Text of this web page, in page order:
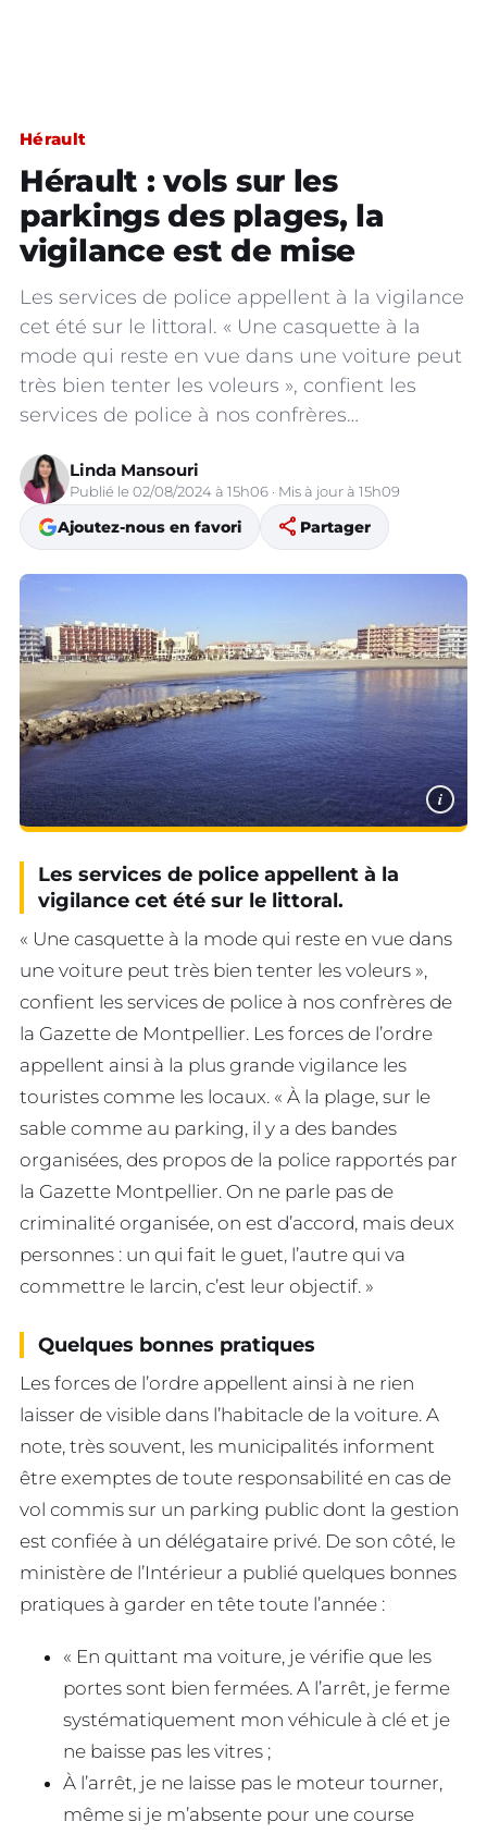
Hérault
Hérault : vols sur les
parkings des plages, la
vigilance est de mise
Les services de police appellent à la vigilance
cet été sur le littoral. « Une casquette à la
mode qui reste en vue dans une voiture peut
très bien tenter les voleurs », confient les
services de police à nos confrères…
Linda Mansouri
Publié le 02/08/2024 à 15h06 · Mis à jour à 15h09
Ajoutez-nous en favori share Partager
i
Les services de police appellent à la
vigilance cet été sur le littoral.
« Une casquette à la mode qui reste en vue dans
une voiture peut très bien tenter les voleurs »,
confient les services de police à nos confrères de
la Gazette de Montpellier. Les forces de l’ordre
appellent ainsi à la plus grande vigilance les
touristes comme les locaux. « À la plage, sur le
sable comme au parking, il y a des bandes
organisées, des propos de la police rapportés par
la Gazette Montpellier. On ne parle pas de
criminalité organisée, on est d’accord, mais deux
personnes : un qui fait le guet, l’autre qui va
commettre le larcin, c’est leur objectif. »
Quelques bonnes pratiques
Les forces de l’ordre appellent ainsi à ne rien
laisser de visible dans l’habitacle de la voiture. A
note, très souvent, les municipalités informent
être exemptes de toute responsabilité en cas de
vol commis sur un parking public dont la gestion
est confiée à un délégataire privé. De son côté, le
ministère de l’Intérieur a publié quelques bonnes
pratiques à garder en tête toute l’année :
« En quittant ma voiture, je vérifie que les
portes sont bien fermées. A l’arrêt, je ferme
systématiquement mon véhicule à clé et je
ne baisse pas les vitres ;
À l’arrêt, je ne laisse pas le moteur tourner,
même si je m’absente pour une course